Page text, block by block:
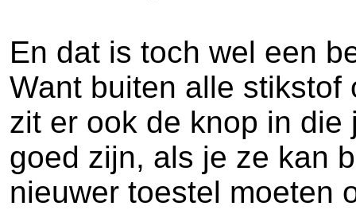
En dat is toch wel een
Want buiten alle stikstof
zit er ook de knop in
goed zijn, als je ze kan
nieuwer toestel moeten